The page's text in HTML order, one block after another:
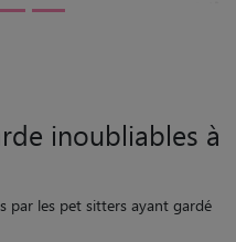
inoubliables à
par les pet sitters ayant gardé